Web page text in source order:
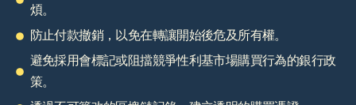
煩。
防止付款撤銷，以免在轉讓開始後危及所有權。
避免採用會標記或阻擋競爭性利基市場購買行為的銀行政
策。